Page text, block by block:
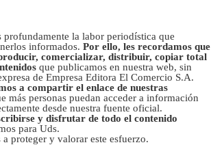
profundamente la labor periodística que
informados. Por ello, les recordamos que
comercializar, distribuir, copiar total
que publicamos en nuestra web, sin
de Empresa Editora El Comercio S.A.
a compartir el enlace de nuestras
más personas puedan acceder a información
desde nuestra fuente oficial.
y disfrutar de todo el contenido
para Uds.
proteger y valorar este esfuerzo.